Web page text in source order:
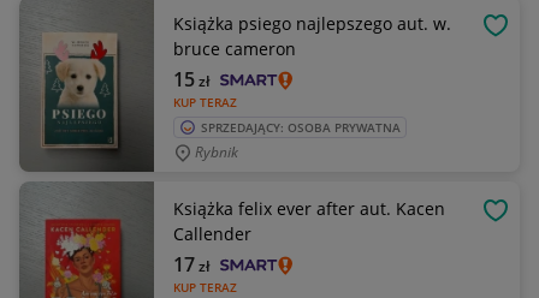
Książka psiego najlepszego aut. w.
bruce cameron
KUP TERAZ
15zł
SPRZEDAJĄCY: OSOBA PRYWATNA
Rybnik
Książka felix ever after aut. Kacen
Callender
KUP TERAZ
17zł